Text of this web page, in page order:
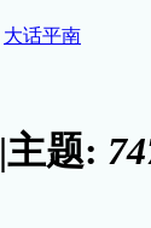
大话平南
|主题: